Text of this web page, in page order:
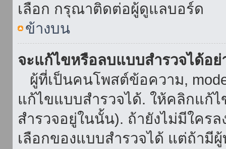
เลือก กรุณาติดต่อผู้ดูแลบอร์ด
ข้างบน
จะแก้ไขหรือลบแบบสำรวจได้อย่
ผู้ที่เป็นคนโพสต์ข้อความ,
แก้ไขแบบสำรวจได้. ให้คลิกแก้
สำรวจอยู่ในนั้น). ถ้ายังไม่มีใค
เลือกของแบบสำรวจได้ แต่ถ้ามี